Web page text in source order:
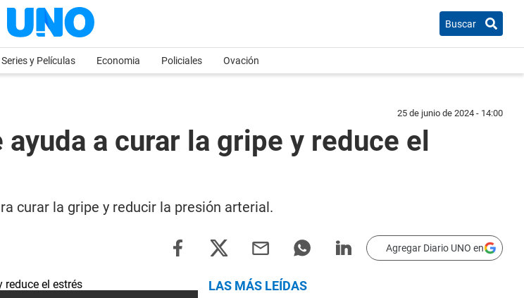
Buscar
Series y Películas Economia Policiales Ovación
25 de junio de 2024 - 14:00
a curar la gripe y reduce el
curar la gripe y reducir la presión arterial.
Agregar Diario UNO en
LAS MÁS LEÍDAS